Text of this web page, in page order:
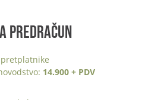
PREDRAČUN
14.900 + PDV